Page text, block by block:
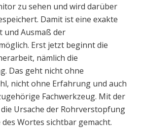
zu sehen und wird darüber
Damit ist eine exakte
und Ausmaß der
Erst jetzt beginnt die
nämlich die
Das geht nicht ohne
nicht ohne Erfahrung und auch
Fachwerkzeug. Mit der
Ursache der Rohrverstopfung
Wortes sichtbar gemacht.